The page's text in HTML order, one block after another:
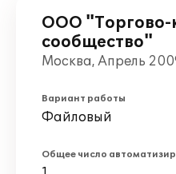
ООО "Торгово-
сообщество"
Москва, Апрель
Вариант работы
Файловый
Общее число